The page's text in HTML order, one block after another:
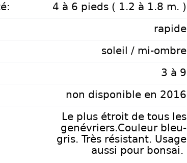
4 à 6 pieds ( 1.2 à 1.8 m. )
rapide
soleil / mi-ombre
3 à 9
non disponible en 2016
Le plus étroit de tous les
genévriers.Couleur bleu-
gris. Très résistant. Usage
aussi pour bonsai.